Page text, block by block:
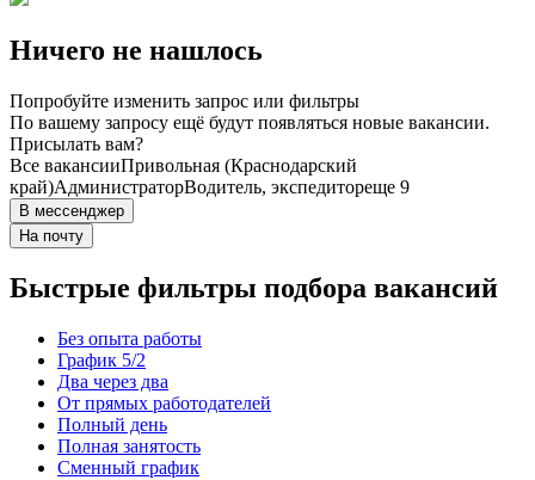
Ничего не нашлось
Попробуйте изменить запрос или фильтры
По вашему запросу ещё будут появляться новые вакансии.
Присылать вам?
Все вакансииПривольная (Краснодарский
край)АдминистраторВодитель, экспедитореще 9
В мессенджер
На почту
Быстрые фильтры подбора вакансий
Без опыта работы
График 5/2
Два через два
От прямых работодателей
Полный день
Полная занятость
Сменный график